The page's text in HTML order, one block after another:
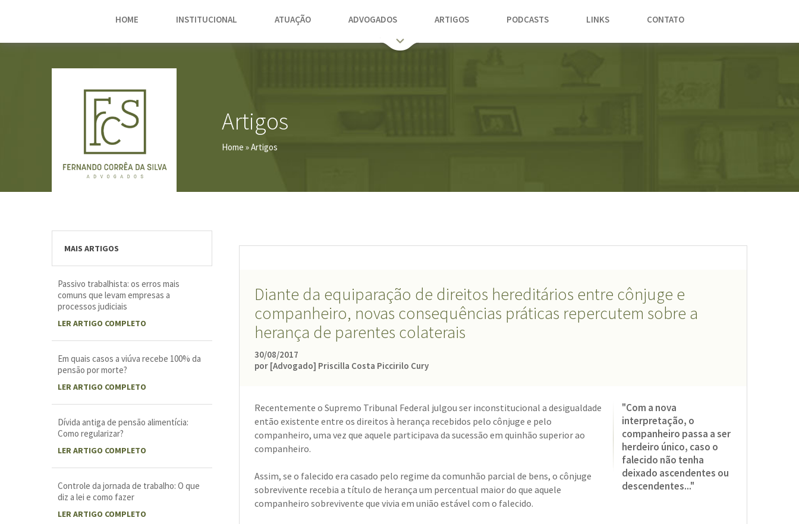
HOME INSTITUCIONAL ATUAÇÃO ADVOGADOS ARTIGOS PODCASTS LINKS CONTATO
Artigos
Home » Artigos
MAIS ARTIGOS
Passivo trabalhista: os erros mais
comuns que levam empresas a
processos judiciais
LER ARTIGO COMPLETO
Em quais casos a viúva recebe 100% da
pensão por morte?
LER ARTIGO COMPLETO
Dívida antiga de pensão alimentícia:
Como regularizar?
LER ARTIGO COMPLETO
Controle da jornada de trabalho: O que
diz a lei e como fazer
LER ARTIGO COMPLETO
Diante da equiparação de direitos hereditários entre cônjuge e
companheiro, novas consequências práticas repercutem sobre a
herança de parentes colaterais
30/08/2017
por [Advogado] Priscilla Costa Piccirilo Cury
"Com a nova
interpretação, o
companheiro passa a ser
herdeiro único, caso o
falecido não tenha
deixado ascendentes ou
descendentes..."
Recentemente o Supremo Tribunal Federal julgou ser inconstitucional a desigualdade
então existente entre os direitos à herança recebidos pelo cônjuge e pelo
companheiro, uma vez que aquele participava da sucessão em quinhão superior ao
companheiro.
Assim, se o falecido era casado pelo regime da comunhão parcial de bens, o cônjuge
sobrevivente recebia a título de herança um percentual maior do que aquele
companheiro sobrevivente que vivia em união estável com o falecido.